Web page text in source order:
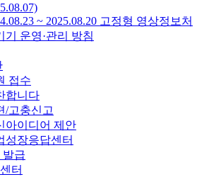
~ 2025.08.20 고정형 영상정보처
기 운영·관리 방침
접수
합니다
/고충신고
아이디어 제안
성장응답센터
발급
터